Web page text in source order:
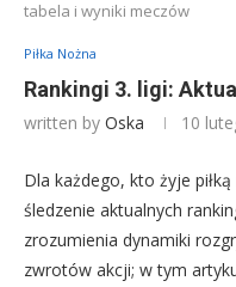
tabela i wyniki meczów
Piłka Nożna
Rankingi 3. ligi:
written by Oska 10
Dla każdego, kto żyje
śledzenie aktualnych
zrozumienia dynamiki
zwrotów akcji; w tym